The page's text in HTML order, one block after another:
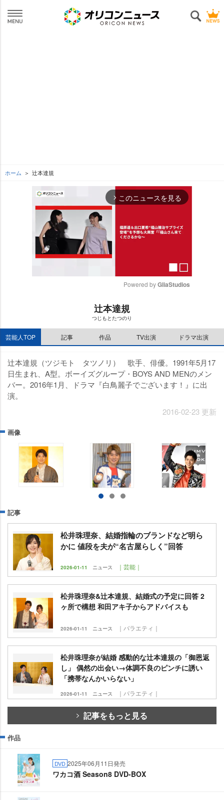
ホーム 辻本達規
arrow_forward_ios このニュースを見る
Powered by GliaStudios
辻本達規
つじもとたつのり
芸能人TOP 記事 作品 TV出演 ドラマ出演
辻本達規（ツジモト タツノリ） 歌手、俳優。1991年5月17
日生まれ、A型。ボーイズグループ・BOYS AND MENのメン
バー。2016年1月、ドラマ『白鳥麗子でございます！』に出
演。
2016-02-23 更新
画像
記事
松井珠理奈、結婚指輪のブランドなど明ら
かに 値段を夫が“名古屋らしく”回答
2026-01-11 ニュース ｜芸能｜
松井珠理奈&辻本達規、結婚式の予定に回答 2
ヶ所で構想 和田アキ子からアドバイスも
2026-01-11 ニュース ｜バラエティ｜
松井珠理奈が結婚 感動的な辻本達規の「御恩返
し」 偶然の出会い→体調不良のピンチに誘い
「携帯なんかいらない」
2026-01-11 ニュース ｜バラエティ｜
記事をもっと見る
作品
DVD 2025年06月11日発売
ワカコ酒 Season8 DVD-BOX